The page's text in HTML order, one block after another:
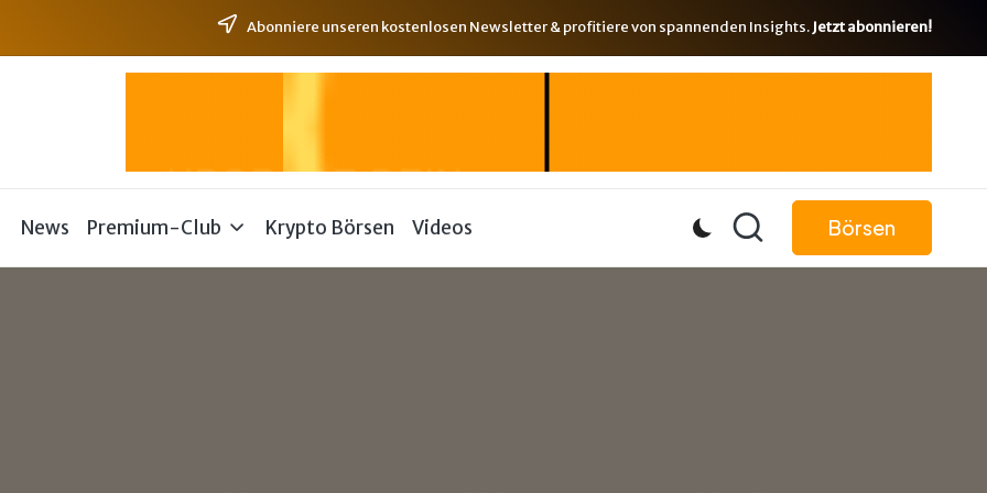
Abonniere unseren kostenlosen Newsletter & profitiere von spannenden Insights.Jetzt abonnieren!
News Premium-Club Krypto Börsen Videos Börsen